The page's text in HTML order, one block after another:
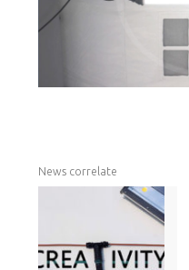
News correlate